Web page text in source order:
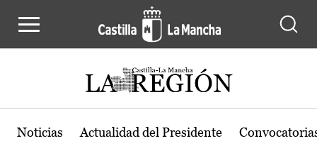
Noticias Actualidad del Presidente